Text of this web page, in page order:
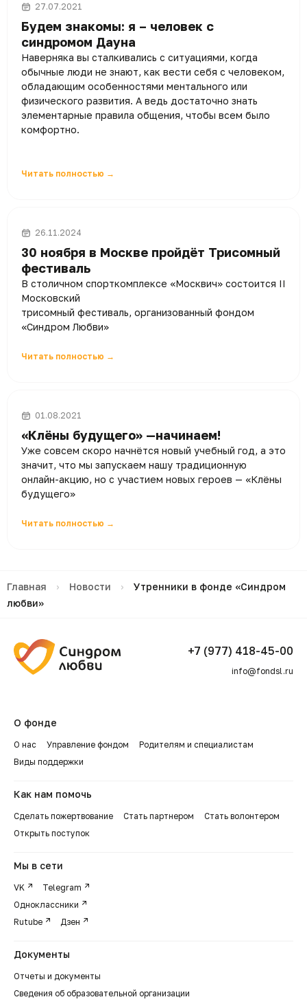
27.07.2021
Будем знакомы: я – человек с
синдромом Дауна
Наверняка вы сталкивались с ситуациями, когда
обычные люди не знают, как вести себя с человеком,
обладающим особенностями ментального или
физического развития. А ведь достаточно знать
элементарные правила общения, чтобы всем было
комфортно.
Читать полностью →
26.11.2024
30 ноября в Москве пройдёт Трисомный
фестиваль
В столичном спорткомплексе «Москвич» состоится II
Московский
трисомный фестиваль, организованный фондом
«Синдром Любви»
Читать полностью →
01.08.2021
«Клёны будущего» —начинаем!
Уже совсем скоро начнётся новый учебный год, а это
значит, что мы запускаем нашу традиционную
онлайн-акцию, но с участием новых героев — «Клёны
будущего»
Читать полностью →
Главная › Новости ›
Утренники в фонде «Синдром
любви»
+7 (977) 418-45-00
info@fondsl.ru
О фонде
О нас Управление фондом
Родителям и специалистам
Виды поддержки
Как нам помочь
Сделать пожертвование Стать партнером
Стать волонтером
Открыть поступок
Мы в сети
VK
Telegram
Одноклассники
Rutube
Дзен
Документы
Отчеты и документы
Сведения об образовательной организации